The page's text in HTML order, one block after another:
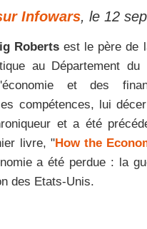
Infowars, le 12
Robertsest le père de
au Département du
et des
compétences, lui
et a été
livre, "How the
a été perdue : la
des Etats-Unis.